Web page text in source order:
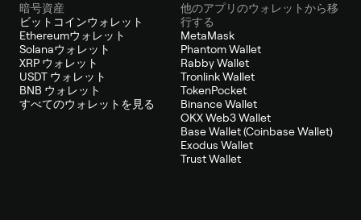
暗号資産
ビットコインウォレット
Ethereumウォレット
Solanaウォレット
XRP ウォレット
USDT ウォレット
BNB ウォレット
すべてのウォレットを見る
他のアプリのウォレットから移
行する
MetaMask
Phantom Wallet
Rabby Wallet
Tronlink Wallet
TokenPocket
Binance Wallet
OKX Web3 Wallet
Base Wallet (Coinbase Wallet)
Exodus Wallet
Trust Wallet